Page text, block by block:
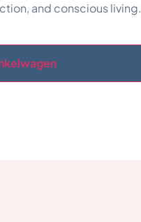
and conscious living.